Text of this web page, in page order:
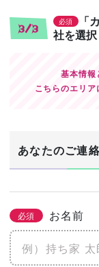
3/3
必須
「
社を選択
基本情報
こちらのエリア
あなたのご連
必須 お名前